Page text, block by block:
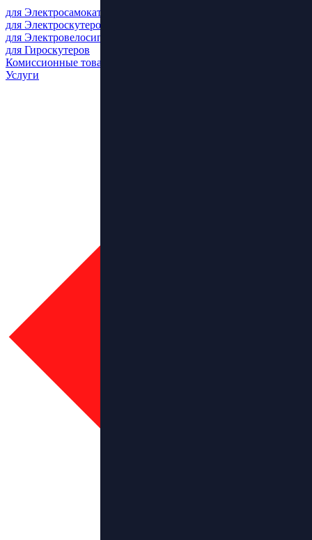
для Электросамокатов
для Электроскутеров
для Электровелосипедов
для Гироскутеров
Комиссионные товары
Услуги